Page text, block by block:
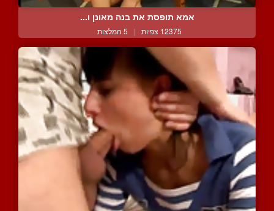
אמא תופסת את בנה מאונן ו...
12375 צפיות | 5 המלצות